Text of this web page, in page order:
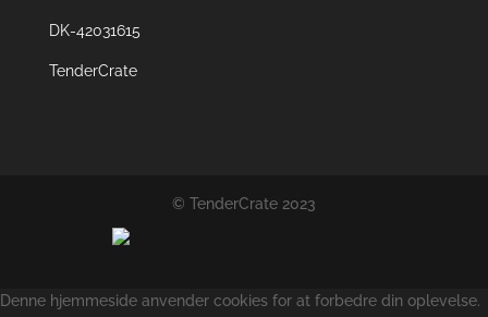
DK-42031615
TenderCrate
© TenderCrate 2023
Denne hjemmeside anvender cookies for at forbedre din oplevelse.